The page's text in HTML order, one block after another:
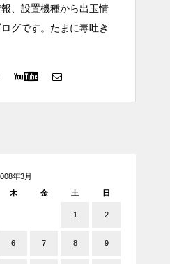
、設置機種から出玉情
グです。たまに毒吐き
年3月
木 金 土 日
1 2
6 7 8 9